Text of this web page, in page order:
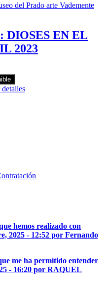
DIOSES EN EL
2023
hemos realizado con
2025 - 12:52 por Fernando
me ha permitido entender
- 16:20 por RAQUEL